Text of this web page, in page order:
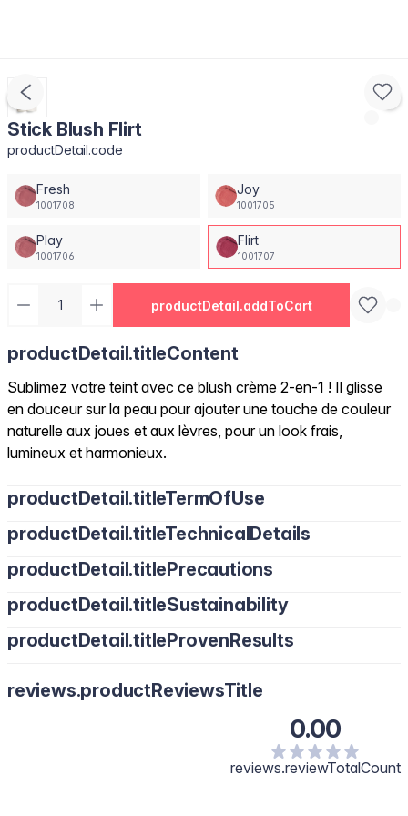
Stick Blush Flirt
productDetail.code
Fresh
1001708
Joy
1001705
Play
1001706
Flirt
1001707
productDetail.addToCart
productDetail.titleContent
Sublimez votre teint avec ce blush crème 2-en-1 ! Il glisse
en douceur sur la peau pour ajouter une touche de couleur
naturelle aux joues et aux lèvres, pour un look frais,
lumineux et harmonieux.
productDetail.titleTermOfUse
productDetail.titleTechnicalDetails
productDetail.titlePrecautions
productDetail.titleSustainability
productDetail.titleProvenResults
reviews.productReviewsTitle
0.00
reviews.reviewTotalCount